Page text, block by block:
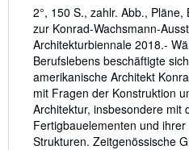
Description:
2°, 150 S., zahlr. Abb.,
zur Konrad-Wachsmann-
Architekturbiennale 2018.-
Berufslebens beschäftigte
amerikanische Architekt
mit Fragen der Konstruktion
Architektur, insbesondere mit
Fertigbauelementen und
Strukturen. Zeitgenössische